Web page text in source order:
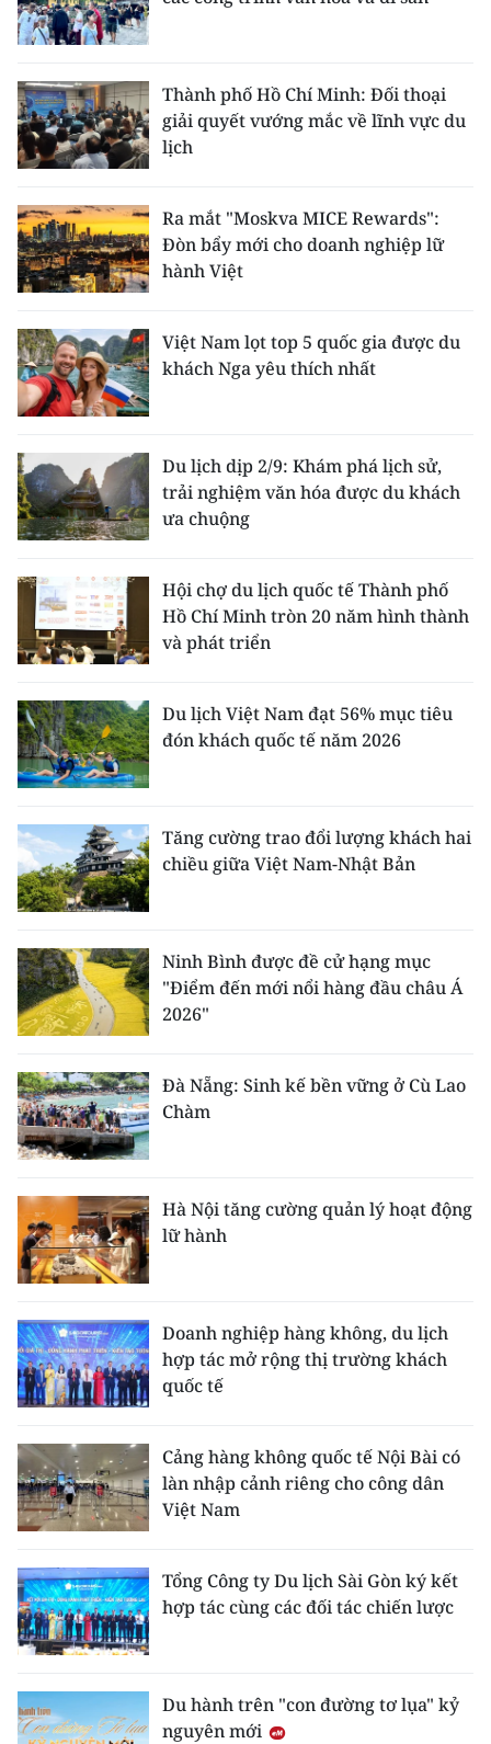
Thành phố Hồ Chí Minh: Đối thoại
giải quyết vướng mắc về lĩnh vực du
lịch
Ra mắt "Moskva MICE Rewards":
Đòn bẩy mới cho doanh nghiệp lữ
hành Việt
Việt Nam lọt top 5 quốc gia được du
khách Nga yêu thích nhất
Du lịch dịp 2/9: Khám phá lịch sử,
trải nghiệm văn hóa được du khách
ưa chuộng
Hội chợ du lịch quốc tế Thành phố
Hồ Chí Minh tròn 20 năm hình thành
và phát triển
Du lịch Việt Nam đạt 56% mục tiêu
đón khách quốc tế năm 2026
Tăng cường trao đổi lượng khách hai
chiều giữa Việt Nam-Nhật Bản
Ninh Bình được đề cử hạng mục
"Điểm đến mới nổi hàng đầu châu Á
2026"
Đà Nẵng: Sinh kế bền vững ở Cù Lao
Chàm
Hà Nội tăng cường quản lý hoạt động
lữ hành
Doanh nghiệp hàng không, du lịch
hợp tác mở rộng thị trường khách
quốc tế
Cảng hàng không quốc tế Nội Bài có
làn nhập cảnh riêng cho công dân
Việt Nam
Tổng Công ty Du lịch Sài Gòn ký kết
hợp tác cùng các đối tác chiến lược
Du hành trên "con đường tơ lụa" kỷ
nguyên mới